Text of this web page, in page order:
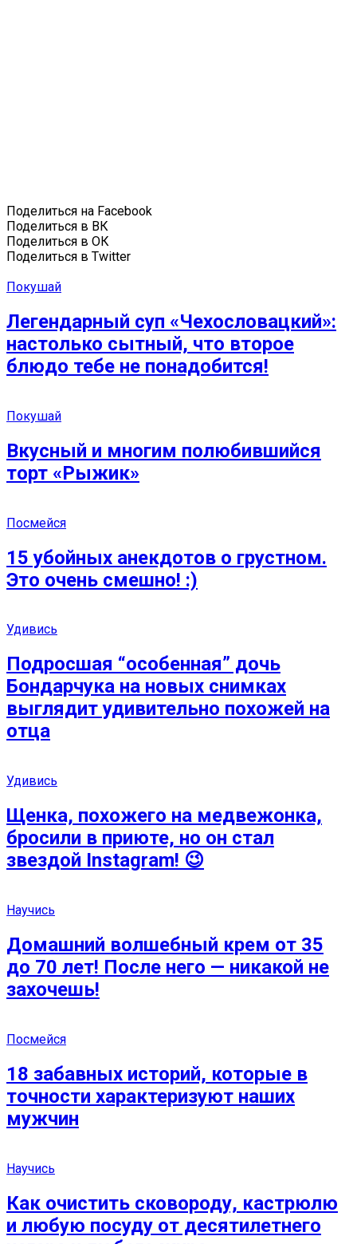
Поделиться на Facebook
Поделиться в ВК
Поделиться в ОК
Поделиться в Twitter
Покушай
Легендарный суп «Чехословацкий»:
настолько сытный, что второе
блюдо тебе не понадобится!
Покушай
Вкусный и многим полюбившийся
торт «Рыжик»
Посмейся
15 убойных анекдотов о грустном.
Это очень смешно! :)
Удивись
Подросшая “особенная” дочь
Бондарчука на новых снимках
выглядит удивительно похожей на
отца
Удивись
Щенка, похожего на медвежонка,
бросили в приюте, но он стал
звездой Instagram! 😉
Научись
Домашний волшебный крем от 35
до 70 лет! После него — никакой не
захочешь!
Посмейся
18 забавных историй, которые в
точности характеризуют наших
мужчин
Научись
Как очистить сковороду, кастрюлю
и любую посуду от десятилетнего